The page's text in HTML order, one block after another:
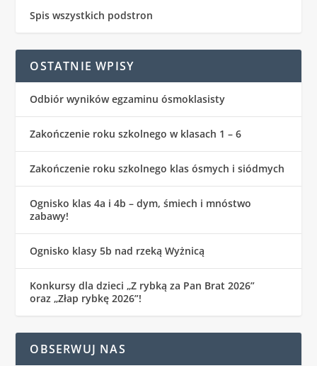
Spis wszystkich podstron
OSTATNIE WPISY
Odbiór wyników egzaminu ósmoklasisty
Zakończenie roku szkolnego w klasach 1 – 6
Zakończenie roku szkolnego klas ósmych i siódmych
Ognisko klas 4a i 4b – dym, śmiech i mnóstwo
zabawy!
Ognisko klasy 5b nad rzeką Wyżnicą
Konkursy dla dzieci „Z rybką za Pan Brat 2026”
oraz „Złap rybkę 2026”!
OBSERWUJ NAS